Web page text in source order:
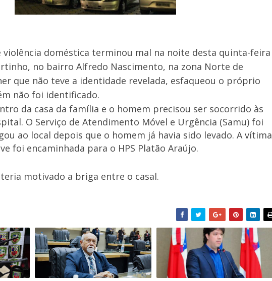
violência doméstica terminou mal na noite desta quinta-feira
no bairro Alfredo Nascimento, na zona Norte de
que não teve a identidade revelada, esfaqueou o próprio
não foi identificado.
da casa da família e o homem precisou ser socorrido às
O Serviço de Atendimento Móvel e Urgência (Samu) foi
ao local depois que o homem já havia sido levado. A vítima
foi encaminhada para o HPS Platão Araújo.
motivado a briga entre o casal.